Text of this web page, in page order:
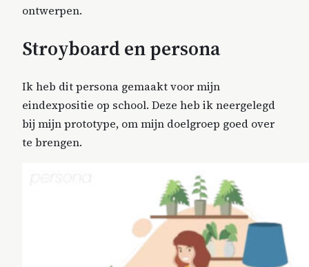
ontwerpen.
Stroyboard en persona
Ik heb dit persona gemaakt voor mijn
eindexpositie op school. Deze heb ik neergelegd
bij mijn prototype, om mijn doelgroep goed over
te brengen.